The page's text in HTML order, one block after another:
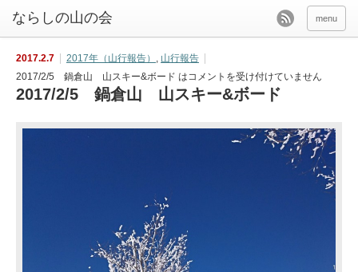
menu
2017.2.7 2017年（山行報告） , 山行報告
2017/2/5 鍋倉山 山スキー&ボード はコメントを受け付けていません
2017/2/5 鍋倉山 山スキー&ボード